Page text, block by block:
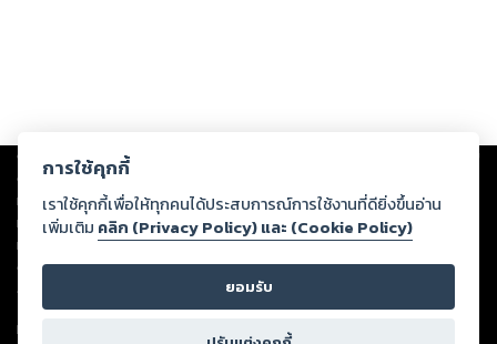
Copyright © 2026
ต่อผลงานหรือเนื้อหาใดที่อัปโหลดผ่านเว็บไซต์และปรากฏว่าละเมิดสิทธิใน
ทรัพย์สินทางปัญญาของบุคคลอื่นหรือขัดต่อกฎหมายและศีลธรรม ดังนั้น ผู้อ่าน
ทุกท่านโปรดใช้วิจารณญาณในการกลั่นกรองด้วยตนเอง และหากท่านพบว่าส่วน
หนึ่งส่วนใดขัดต่อกฎหมายและศีลธรรม กรุณาแจ้งมายังบริษัท เพื่อทีมงานจะได้
ดำเนินการในทันที ทั้งนี้ ทางสตอรี่ล็อกขอสงวนลิขสิทธิ์ตามพระราชบัญญัติ
ลิขสิทธิ์ พ.ศ. 2537 (ฉบับล่าสุด)
For support: member@ookbee.com
การใช้คุกกี้
เราใช้คุกกี้เพื่อให้ทุกคนได้ประสบการณ์การใช้งานที่ดียิ่งขึ้นอ่าน
เพิ่มเติม คลิก (Privacy Policy) และ (Cookie Policy)
ยอมรับ